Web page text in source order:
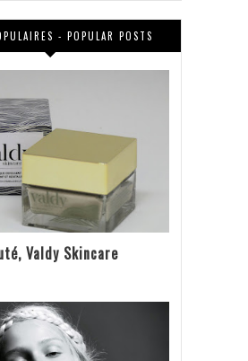
- POPULAR POSTS
Valdy Skincare